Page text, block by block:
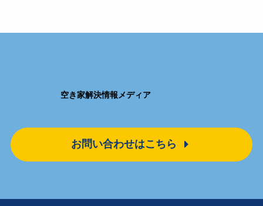
空き家解決情報メディア
お問い合わせはこちら